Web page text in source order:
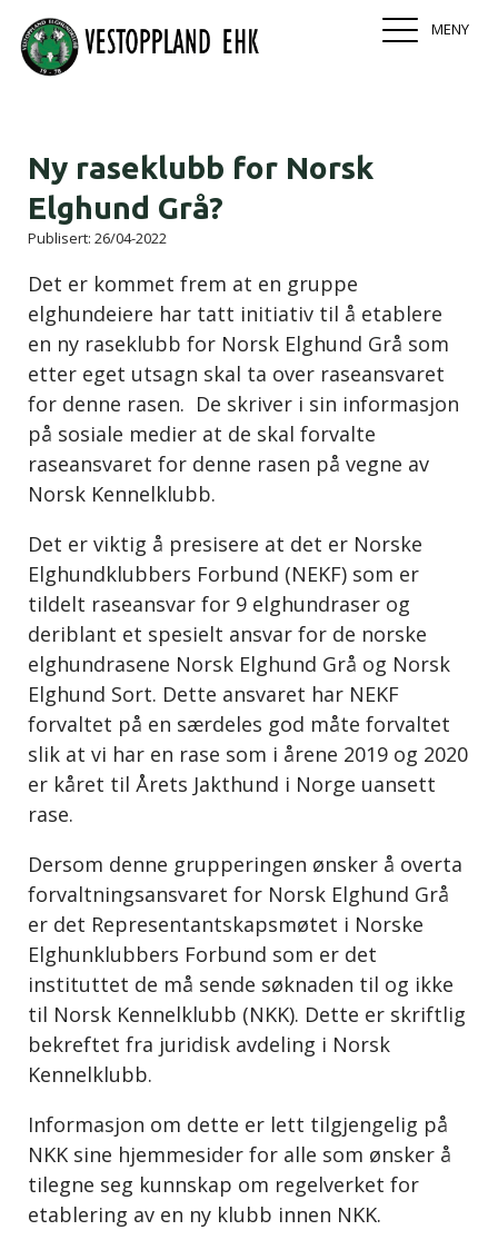
MENY
Ny raseklubb for Norsk
Elghund Grå?
Publisert: 26/04-2022
Det er kommet frem at en gruppe
elghundeiere har tatt initiativ til å etablere
en ny raseklubb for Norsk Elghund Grå som
etter eget utsagn skal ta over raseansvaret
for denne rasen. De skriver i sin informasjon
på sosiale medier at de skal forvalte
raseansvaret for denne rasen på vegne av
Norsk Kennelklubb.
Det er viktig å presisere at det er Norske
Elghundklubbers Forbund (NEKF) som er
tildelt raseansvar for 9 elghundraser og
deriblant et spesielt ansvar for de norske
elghundrasene Norsk Elghund Grå og Norsk
Elghund Sort. Dette ansvaret har NEKF
forvaltet på en særdeles god måte forvaltet
slik at vi har en rase som i årene 2019 og 2020
er kåret til Årets Jakthund i Norge uansett
rase.
Dersom denne grupperingen ønsker å overta
forvaltningsansvaret for Norsk Elghund Grå
er det Representantskapsmøtet i Norske
Elghunklubbers Forbund som er det
instituttet de må sende søknaden til og ikke
til Norsk Kennelklubb (NKK). Dette er skriftlig
bekreftet fra juridisk avdeling i Norsk
Kennelklubb.
Informasjon om dette er lett tilgjengelig på
NKK sine hjemmesider for alle som ønsker å
tilegne seg kunnskap om regelverket for
etablering av en ny klubb innen NKK.